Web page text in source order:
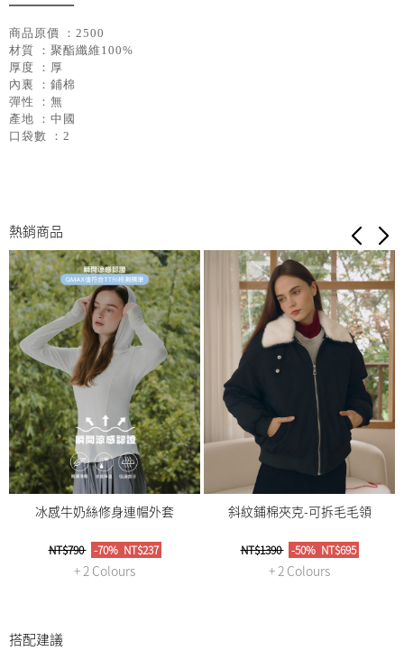
商品原價 ：2500
材質 ：聚酯纖維100%
厚度 ：厚
內裏 ：鋪棉
彈性 ：無
產地 ：中國
口袋數 ：2
熱銷商品
冰感牛奶絲修身連帽外套
NT$790 -70% NT$237
+ 2 Colours
斜紋鋪棉夾克-可拆毛毛領
NT$1390 -50% NT$695
+ 2 Colours
搭配建議